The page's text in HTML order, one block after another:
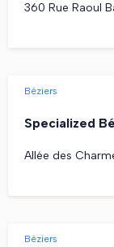
360 Rue Raoul
Béziers
Specialized
Allée des
Béziers